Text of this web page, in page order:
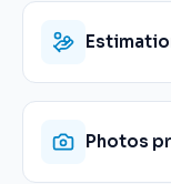
Photos